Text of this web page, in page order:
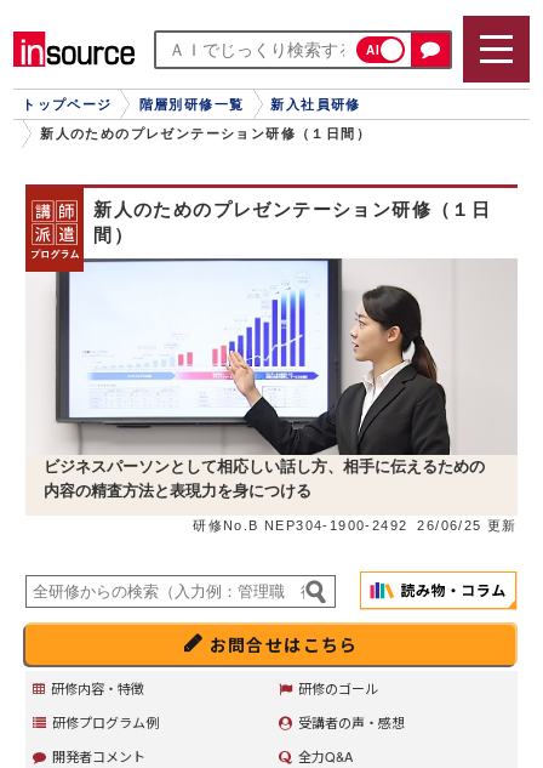
AI
トップページ 階層別研修一覧
新入社員研修
新人のためのプレゼンテーション研修（１日間）
新人のためのプレゼンテーション研修（１日
間）
ビジネスパーソンとして相応しい話し方、相手に伝えるための
内容の精査方法と表現力を身につける
研修No.B NEP304-1900-2492 26/06/25 更新
お問合せはこちら
研修内容・特徴
研修のゴール
研修プログラム例
受講者の声・感想
開発者コメント
全力Q&A